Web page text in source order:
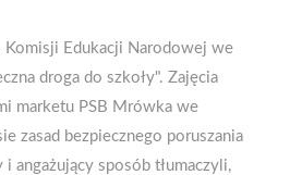
Edukacji Narodowej we
droga do szkoły". Zajęcia
marketu PSB Mrówka we
zasad bezpiecznego poruszania
angażujący sposób tłumaczyli,